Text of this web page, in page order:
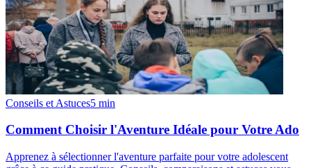
Conseils et Astuces5 min
Comment Choisir l'Aventure Idéale pour Votre Ado
Apprenez à sélectionner l'aventure parfaite pour votre adolescent